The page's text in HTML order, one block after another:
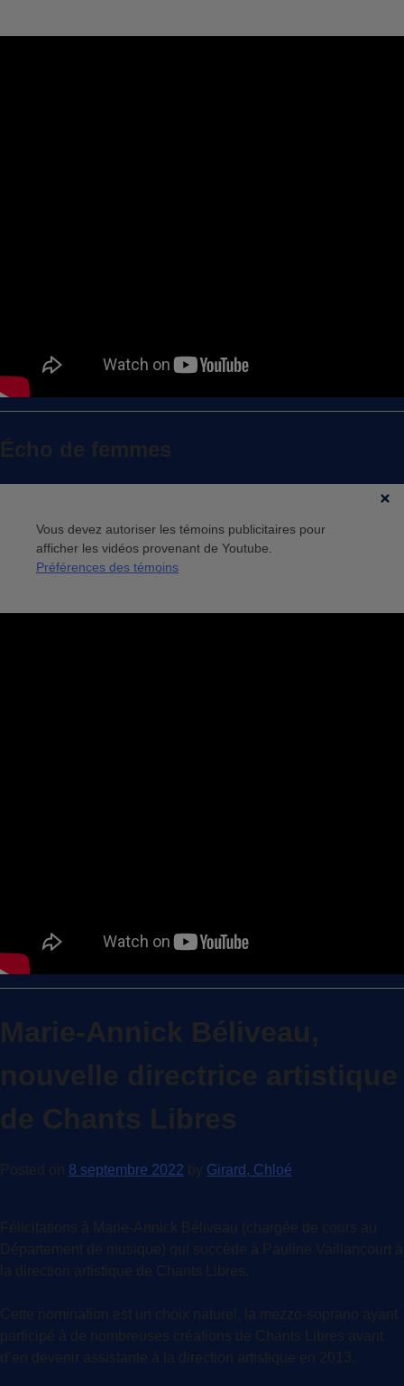
Écho de femmes
Vous devez autoriser les témoins publicitaires pour
afficher les vidéos provenant de Youtube.
Préférences des témoins
Marie-Annick Béliveau,
nouvelle directrice artistique
de Chants Libres
Posted on 8 septembre 2022 by Girard, Chloé
Félicitations à Marie-Annick Béliveau (chargée de cours au
Département de musique) qui succède à Pauline Vaillancourt à
la direction artistique de Chants Libres.
Cette nomination est un choix naturel, la mezzo-soprano ayant
participé à de nombreuses créations de Chants Libres avant
d’en devenir assistante à la direction artistique en 2013.